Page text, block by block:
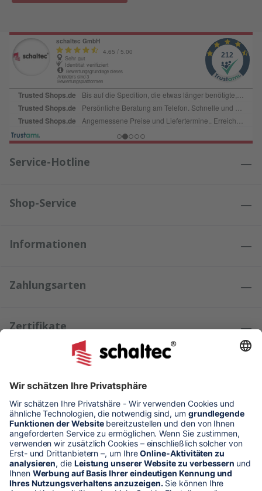
Service-Hotline
Shop-Service
Informationen
Zahlungsarten
Zertifikate
Kundenmeinungen